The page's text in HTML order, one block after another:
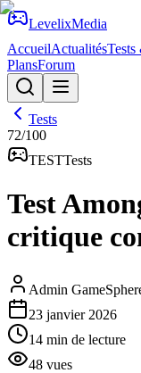
LevelixMedia
AccueilActualités
PlansForum
Tests
72/100
TESTTests
Test
critique
Admin
23 janvier 2026
14 min de lecture
48 vues